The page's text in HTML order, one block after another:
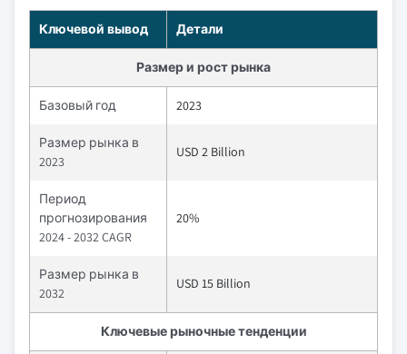
Ключевой вывод Детали
Размер и рост рынка
Базовый год 2023
Размер рынка в
2023
USD 2 Billion
Период
прогнозирования
2024 - 2032 CAGR
20%
Размер рынка в
2032
USD 15 Billion
Ключевые рыночные тенденции